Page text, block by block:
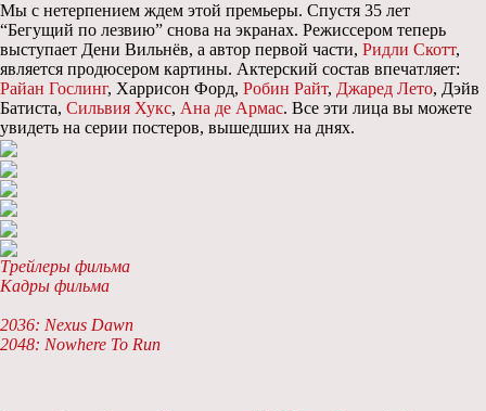
Мы с нетерпением ждем этой премьеры. Спустя 35 лет
“Бегущий по лезвию” снова на экранах. Режиссером теперь
выступает Дени Вильнёв, а автор первой части, Ридли Скотт,
является продюсером картины. Актерский состав впечатляет:
Райан Гослинг, Харрисон Форд, Робин Райт, Джаред Лето, Дэйв
Батиста, Сильвия Хукс, Ана де Армас. Все эти лица вы можете
увидеть на серии постеров, вышедших на днях.
Трейлеры фильма
Кадры фильма
2036: Nexus Dawn
2048: Nowhere To Run